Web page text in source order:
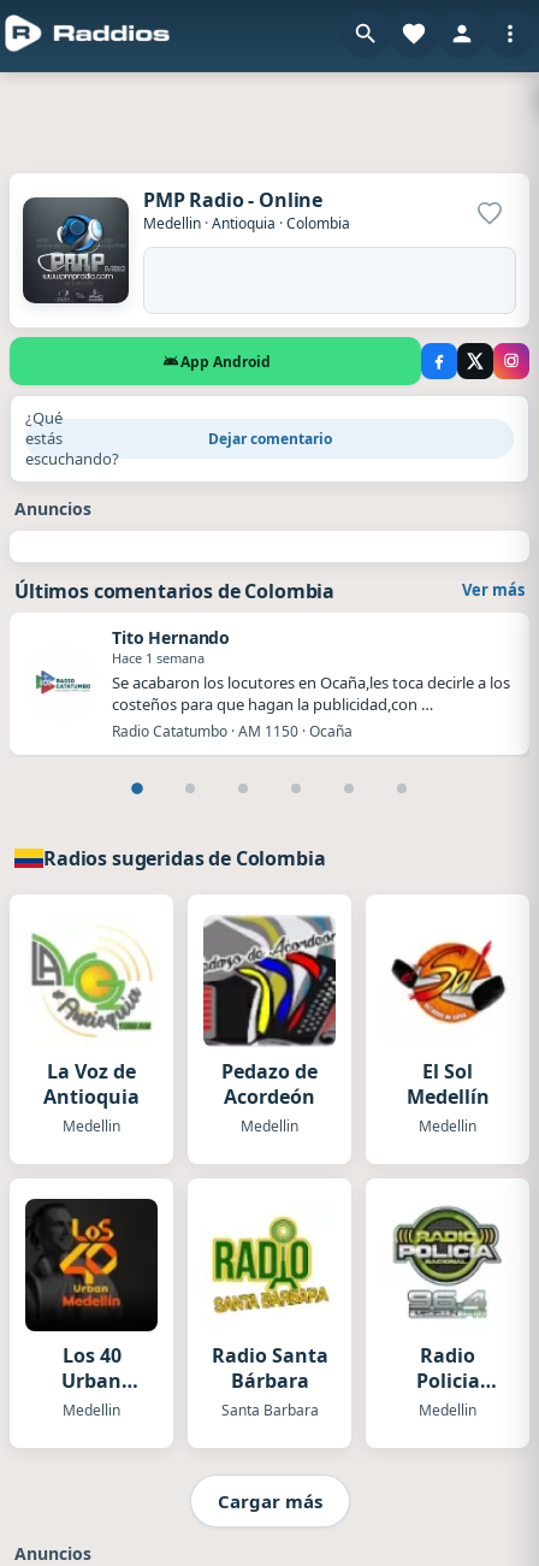
PMP Radio - Online
Medellin ·Antioquia ·Colombia
App Android
¿Qué
estás
escuchando?
Dejar comentario
Anuncios
Últimos comentarios de Colombia Ver más
Tito Hernando
Hace 1 semana
Se acabaron los locutores en Ocaña,les toca decirle a los
costeños para que hagan la publicidad,con …
Radio Catatumbo · AM 1150 · Ocaña
Radios sugeridas de Colombia
La Voz de
Antioquia
Medellin
Pedazo de
Acordeón
Medellin
El Sol
Medellín
Medellin
Los 40
Urban
Medellín
Medellin
Radio Santa
Bárbara
Santa Barbara
Radio
Policia
Nacional
Medellin
Cargar más
Anuncios